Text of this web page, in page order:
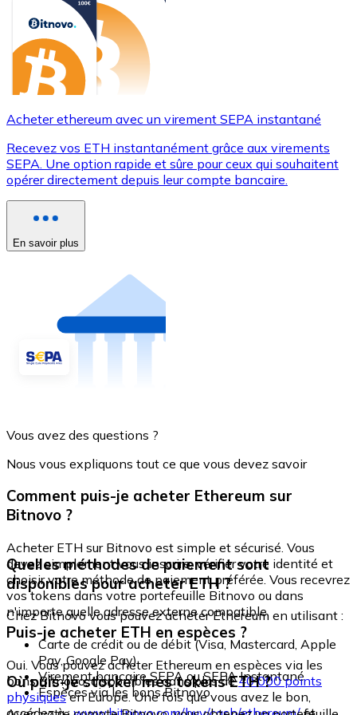
Acheter ethereum avec un virement SEPA instantané
Recevez vos ETH instantanément grâce aux virements
SEPA. Une option rapide et sûre pour ceux qui souhaitent
opérer directement depuis leur compte bancaire.
En savoir plus
Vous avez des questions ?
Nous vous expliquons tout ce que vous devez savoir
Comment puis-je acheter Ethereum sur
Bitnovo ?
Acheter ETH sur Bitnovo est simple et sécurisé. Vous
devez simplement vous inscrire, vérifier votre identité et
choisir votre méthode de paiement préférée. Vous recevrez
vos tokens dans votre portefeuille Bitnovo ou dans
n'importe quelle adresse externe compatible.
Quelles méthodes de paiement sont
disponibles pour acheter ETH ?
Chez Bitnovo vous pouvez acheter Ethereum en utilisant :
Carte de crédit ou de débit (Visa, Mastercard, Apple
Pay, Google Pay)
Virement bancaire SEPA ou SEPA Instantané
Espèces via les bons Bitnovo
Puis-je acheter ETH en espèces ?
Oui. Vous pouvez acheter Ethereum en espèces via les
bons Bitnovo, disponibles dans plus de40 000 points
physiquesen Europe. Une fois que vous avez le bon,
Où puis-je stocker mes tokens ETH ?